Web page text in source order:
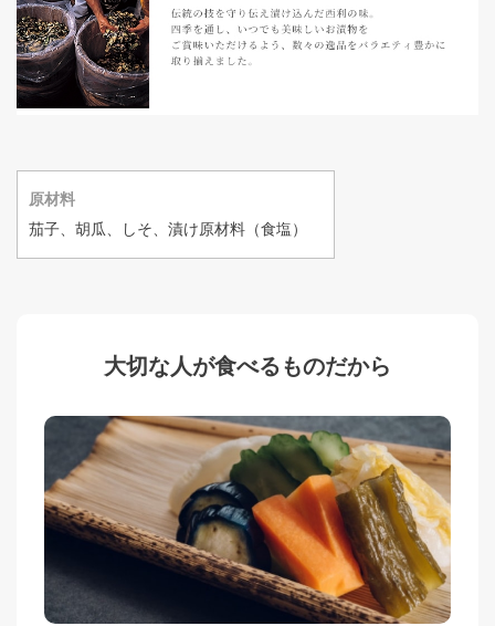
原材料
茄子、胡瓜、しそ、漬け原材料（食塩）
大切な人が食べるものだから